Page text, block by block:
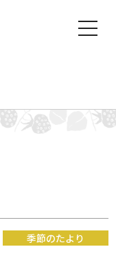
t
n
o
n
季節のたより